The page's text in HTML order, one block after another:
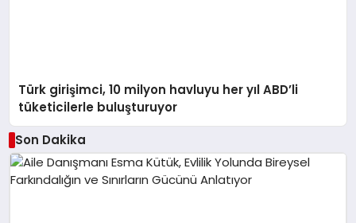
Türk girişimci, 10 milyon havluyu her yıl ABD’li
tüketicilerle buluşturuyor
Son Dakika